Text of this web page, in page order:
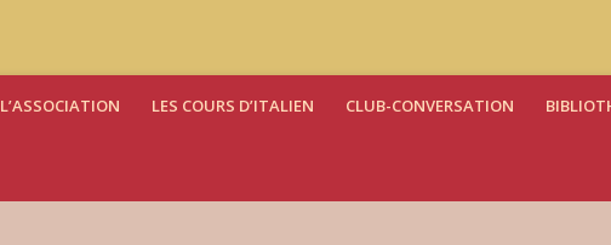
L’ASSOCIATION LES COURS D’ITALIEN CLUB-CONVERSATION